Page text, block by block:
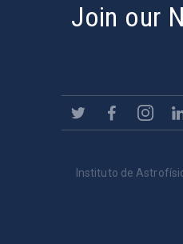
Join our
Instituto de